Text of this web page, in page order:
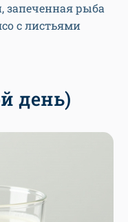
запеченная рыба
с листьями
день)